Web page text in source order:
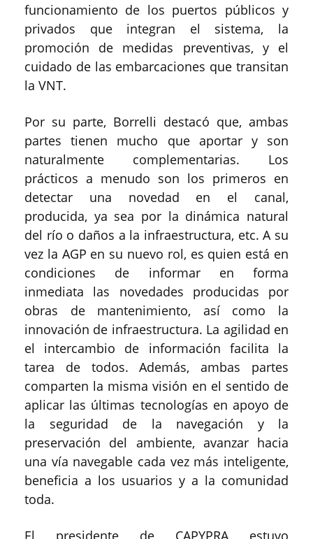
funcionamiento de los puertos públicos y
privados que integran el sistema, la
promoción de medidas preventivas, y el
cuidado de las embarcaciones que transitan
la VNT.
Por su parte, Borrelli destacó que, ambas
partes tienen mucho que aportar y son
naturalmente complementarias. Los
prácticos a menudo son los primeros en
detectar una novedad en el canal,
producida, ya sea por la dinámica natural
del río o daños a la infraestructura, etc. A su
vez la AGP en su nuevo rol, es quien está en
condiciones de informar en forma
inmediata las novedades producidas por
obras de mantenimiento, así como la
innovación de infraestructura. La agilidad en
el intercambio de información facilita la
tarea de todos. Además, ambas partes
comparten la misma visión en el sentido de
aplicar las últimas tecnologías en apoyo de
la seguridad de la navegación y la
preservación del ambiente, avanzar hacia
una vía navegable cada vez más inteligente,
beneficia a los usuarios y a la comunidad
toda.
El presidente de CAPYPRA estuvo